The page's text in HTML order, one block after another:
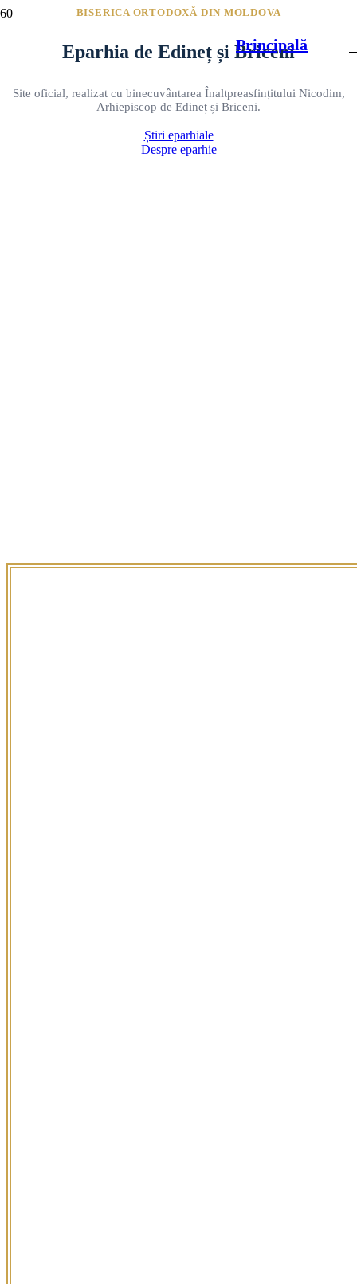
Principală
BISERICA ORTODOXĂ DIN MOLDOVA
Eparhia de Edineț și Briceni
Site oficial, realizat cu binecuvântarea Înaltpreasfințitului Nicodim,
Arhiepiscop de Edineț și Briceni.
Știri eparhiale
Despre eparhie